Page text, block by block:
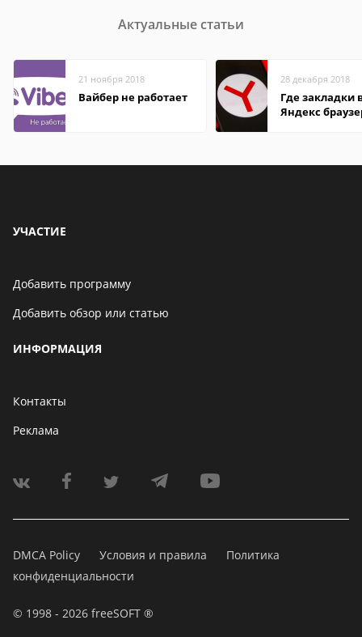
Актуальные статьи
21 ноября 2018
Вайбер не работает
28 декабря 2018
Где закладки
Яндекс
УЧАСТИЕ
Добавить программу
Добавить обзор или статью
ИНФОРМАЦИЯ
Контакты
Реклама
DMCA Policy Условия и правила
Политика
конфиденциальности
© 1998 - 2026 freeSOFT ®